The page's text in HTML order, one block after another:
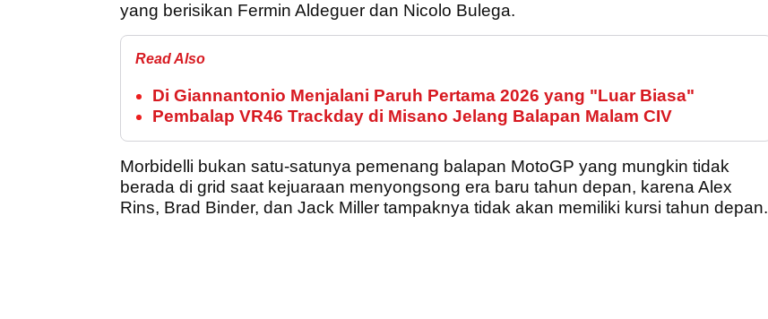
yang berisikan Fermin Aldeguer dan Nicolo Bulega.
Read Also
Di Giannantonio Menjalani Paruh Pertama 2026 yang "Luar Biasa"
Pembalap VR46 Trackday di Misano Jelang Balapan Malam CIV
Morbidelli bukan satu-satunya pemenang balapan MotoGP yang mungkin tidak
berada di grid saat kejuaraan menyongsong era baru tahun depan, karena Alex
Rins, Brad Binder, dan Jack Miller tampaknya tidak akan memiliki kursi tahun depan.